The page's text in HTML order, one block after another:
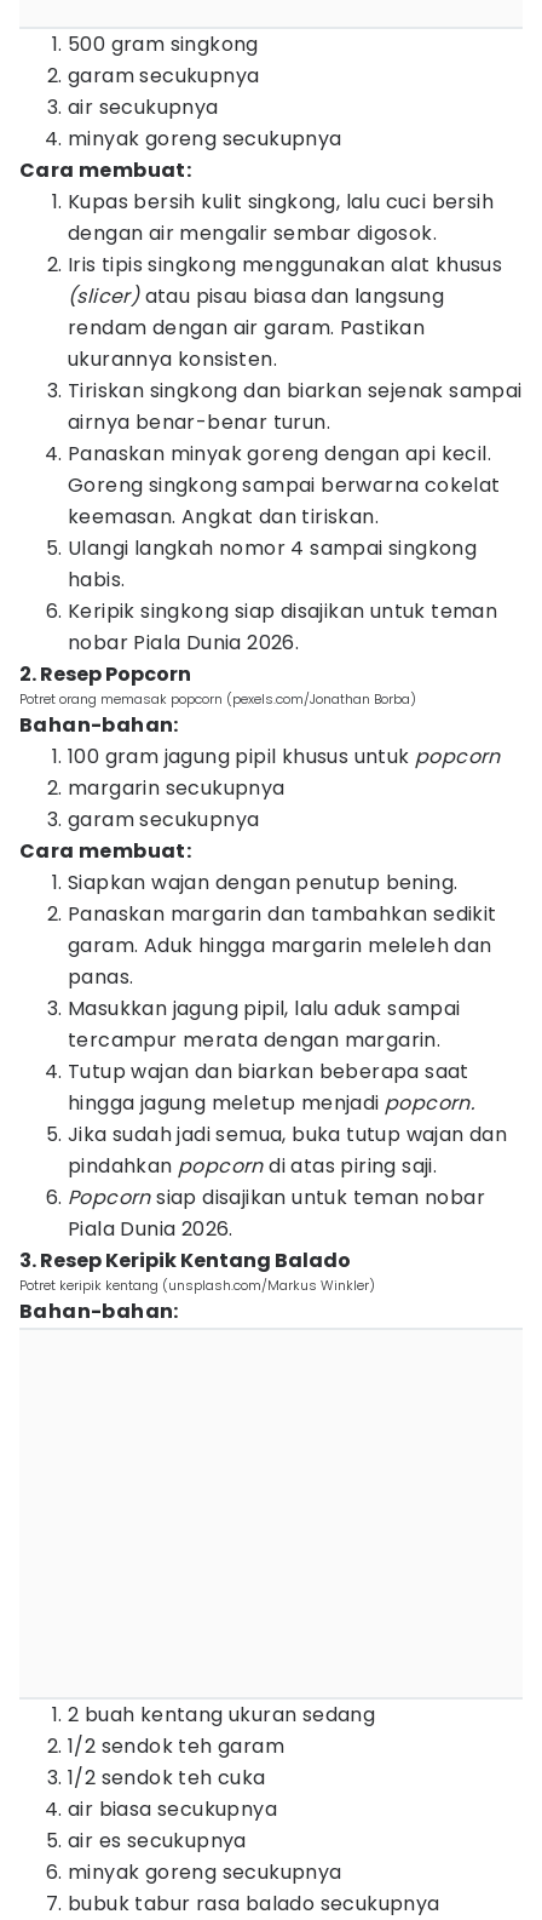
500 gram singkong
garam secukupnya
air secukupnya
minyak goreng secukupnya
Cara membuat:
Kupas bersih kulit singkong, lalu cuci bersih
dengan air mengalir sembar digosok.
Iris tipis singkong menggunakan alat khusus
(slicer)atau pisau biasa dan langsung
rendam dengan air garam. Pastikan
ukurannya konsisten.
Tiriskan singkong dan biarkan sejenak sampai
airnya benar-benar turun.
Panaskan minyak goreng dengan api kecil.
Goreng singkong sampai berwarna cokelat
keemasan. Angkat dan tiriskan.
Ulangi langkah nomor 4 sampai singkong
habis.
Keripik singkong siap disajikan untuk teman
nobar Piala Dunia 2026.
2. Resep Popcorn
Potret orang memasak popcorn (pexels.com/Jonathan Borba)
Bahan-bahan:
100 gram jagung pipil khusus untuk popcorn
margarin secukupnya
garam secukupnya
Cara membuat:
Siapkan wajan dengan penutup bening.
Panaskan margarin dan tambahkan sedikit
garam. Aduk hingga margarin meleleh dan
panas.
Masukkan jagung pipil, lalu aduk sampai
tercampur merata dengan margarin.
Tutup wajan dan biarkan beberapa saat
hingga jagung meletup menjadi popcorn.
Jika sudah jadi semua, buka tutup wajan dan
pindahkan popcorndi atas piring saji.
Popcornsiap disajikan untuk teman nobar
Piala Dunia 2026.
3. Resep Keripik Kentang Balado
Potret keripik kentang (unsplash.com/Markus Winkler)
Bahan-bahan:
2 buah kentang ukuran sedang
1/2 sendok teh garam
1/2 sendok teh cuka
air biasa secukupnya
air es secukupnya
minyak goreng secukupnya
bubuk tabur rasa balado secukupnya